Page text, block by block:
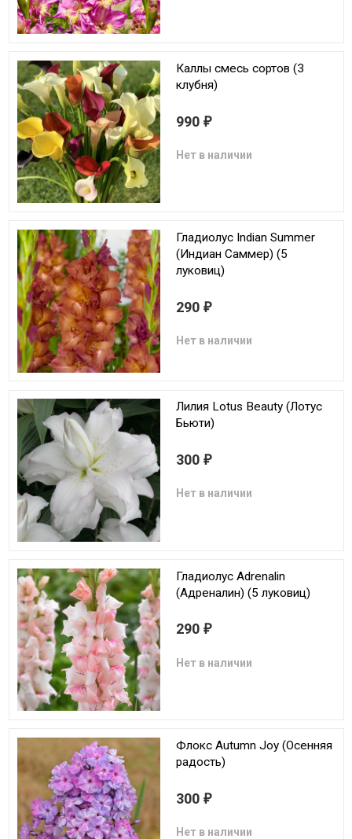
Каллы смесь сортов (3
клубня)
990 ₽
Нет в наличии
Гладиолус Indian Summer
(Индиан Саммер) (5
луковиц)
290 ₽
Нет в наличии
Лилия Lotus Beauty (Лотус
Бьюти)
300 ₽
Нет в наличии
Гладиолус Adrenalin
(Адреналин) (5 луковиц)
290 ₽
Нет в наличии
Флокс Autumn Joy (Осенняя
радость)
300 ₽
Нет в наличии